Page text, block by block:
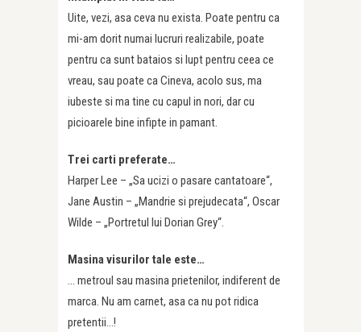
Uite, vezi, asa ceva nu exista. Poate pentru ca
mi-am dorit numai lucruri realizabile, poate
pentru ca sunt bataios si lupt pentru ceea ce
vreau, sau poate ca Cineva, acolo sus, ma
iubeste si ma tine cu capul in nori, dar cu
picioarele bine infipte in pamant.
Trei carti preferate…
Harper Lee – „Sa ucizi o pasare cantatoare“,
Jane Austin – „Mandrie si prejudecata“, Oscar
Wilde – „Portretul lui Dorian Grey“.
Masina visurilor tale este…
… metroul sau masina prietenilor, indiferent de
marca. Nu am carnet, asa ca nu pot ridica
pretentii…!